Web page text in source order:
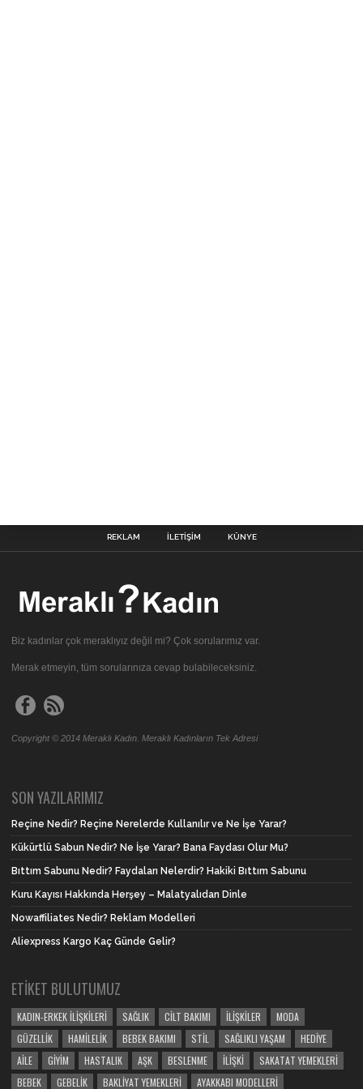
REKLAM İLETIŞIM KÜNYE
Biz kadınlar çok meraklıyız değil mi? Çok sorularımız var.
Merak etmeyin, tüm sorularınıza cevap bulabileceksiniz.
Copyright © 2014 Meraklı Kadın. Meraklı Kadınların Tek Adresi
SON YAZILARIMIZ
Reçine Nedir? Reçine Nerelerde Kullanılır ve Ne İşe Yarar?
Kükürtlü Sabun Nedir? Ne İşe Yarar? Bana Faydası Olur Mu?
Bıttım Sabunu Nedir? Faydaları Nelerdir? Hakiki Bıttım Sabunu
Kuru Kayısı Hakkında Herşey – Malatyalıdan Dinle
Nowaffiliates Nedir? Reklam Modelleri
Aliexpress Kargo Kaç Günde Gelir?
ETIKET BULUTUMUZ
KADIN-ERKEK İLIŞKILERI SAĞLIK CILT BAKIMI İLIŞKILER
MODA
GÜZELLIK
HAMILELIK BEBEK BAKIMI STIL SAĞLIKLI YAŞAM
HEDIYE
AILE
GIYIM HASTALIK AŞK BESLENME İLIŞKI
SAKATAT YEMEKLERI
BEBEK
GEBELIK BAKLIYAT YEMEKLERI AYAKKABI MODELLERI